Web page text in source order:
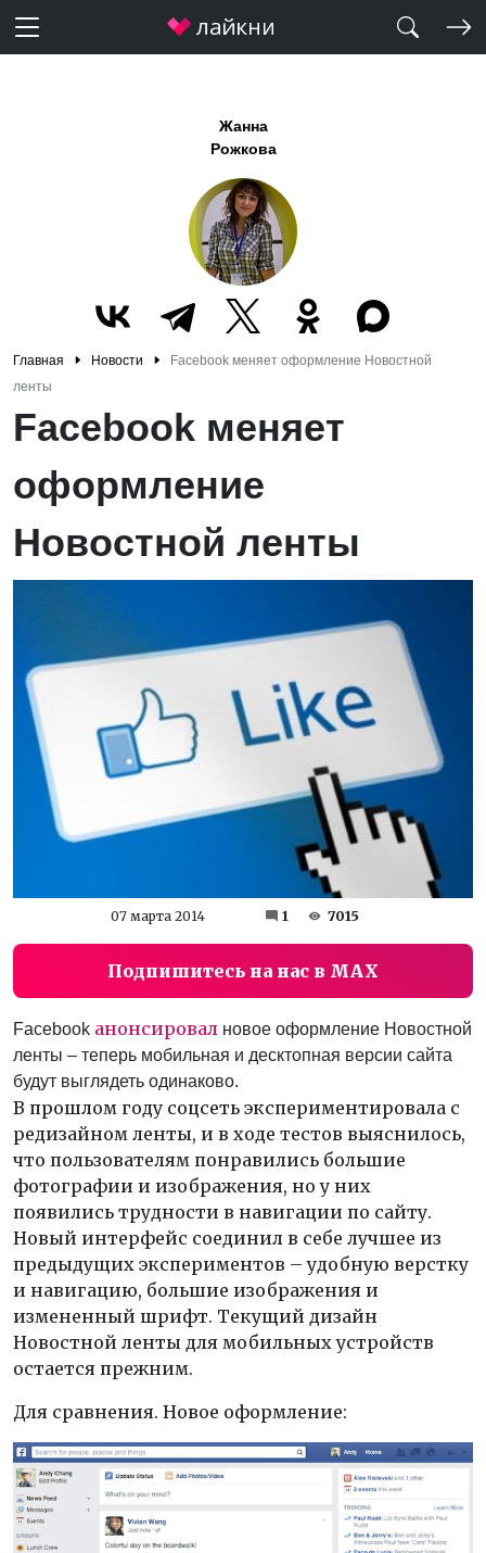
Жанна
Рожкова
Главная Новости
Facebook меняет оформление Новостной
ленты
Facebook меняет
оформление
Новостной ленты
07 марта 2014 1 7015
Подпишитесь на нас в MAX
Facebook анонсировал новое оформление Новостной
ленты – теперь мобильная и десктопная версии сайта
будут выглядеть одинаково.
В прошлом году соцсеть экспериментировала с
редизайном ленты, и в ходе тестов выяснилось,
что пользователям понравились большие
фотографии и изображения, но у них
появились трудности в навигации по сайту.
Новый интерфейс соединил в себе лучшее из
предыдущих экспериментов – удобную верстку
и навигацию, большие изображения и
измененный шрифт. Текущий дизайн
Новостной ленты для мобильных устройств
остается прежним.
Для сравнения. Новое оформление: